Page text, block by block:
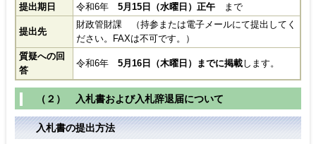
提出期日 令和6年 5月15日（水曜日）正午 まで
提出先
財政管財課 （持参または電子メールにて提出してく
ださい。FAXは不可です。）
質疑への回
答
令和6年 5月16日（木曜日）までに掲載します。
（２） 入札書および入札辞退届について
入札書の提出方法